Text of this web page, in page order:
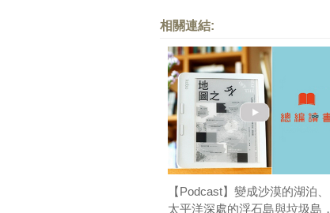
相關連結:
【Podcast】變成沙漠的湖泊、
太平洋深處的浮石島與垃圾島，